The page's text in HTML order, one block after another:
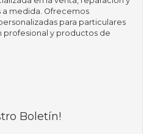
medida. Ofrecemos
para particulares
profesional y productos de
Boletín!